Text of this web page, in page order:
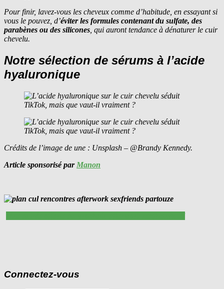
Pour finir, lavez-vous les cheveux comme d’habitude, en essayant si
vous le pouvez, d’éviter les formules contenant du sulfate, des
parabènes ou des silicones, qui auront tendance à dénaturer le cuir
chevelu.
Notre sélection de sérums à l’acide
hyaluronique
Crédits de l’image de une : Unsplash – @Brandy Kennedy.
Article sponsorisé par Manon
Connectez-vous